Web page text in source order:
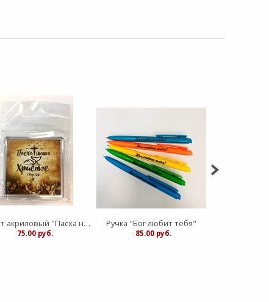
Магнит акриловый "Пасха наша Христос" Вечеря, торл
75.00 руб.
Ручка "Бог любит тебя"
: 85.00 руб.